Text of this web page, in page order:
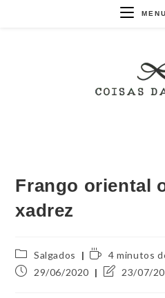
MENU
Frango oriental
xadrez
Salgados
4 minutos
29/06/2020
23/07/